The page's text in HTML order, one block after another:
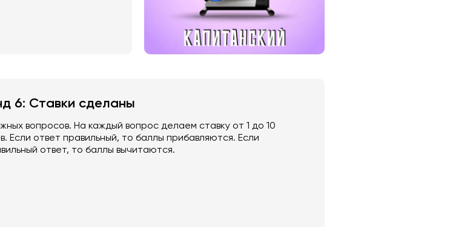
6: Ставки cделаны
вопросов. На каждый вопрос делаем ставку от 1 до 10
Если ответ правильный, то баллы прибавляются. Если
ответ, то баллы вычитаются.